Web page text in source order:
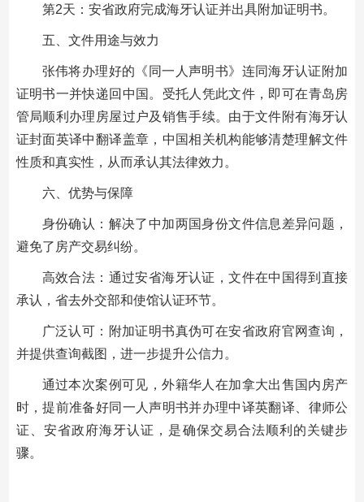
第2天：安省政府完成海牙认证并出具附加证明书。
五、文件用途与效力
张伟将办理好的《同一人声明书》连同海牙认证附加
证明书一并快递回中国。受托人凭此文件，即可在青岛房
管局顺利办理房屋过户及销售手续。由于文件附有海牙认
证封面英译中翻译盖章，中国相关机构能够清楚理解文件
性质和真实性，从而承认其法律效力。
六、优势与保障
身份确认：解决了中加两国身份文件信息差异问题，
避免了房产交易纠纷。
高效合法：通过安省海牙认证，文件在中国得到直接
承认，省去外交部和使馆认证环节。
广泛认可：附加证明书真伪可在安省政府官网查询，
并提供查询截图，进一步提升公信力。
通过本次案例可见，外籍华人在加拿大出售国内房产
时，提前准备好同一人声明书并办理中译英翻译、律师公
证、安省政府海牙认证，是确保交易合法顺利的关键步
骤。